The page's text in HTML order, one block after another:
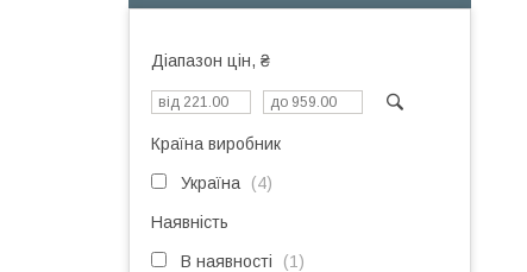
Діапазон цін, ₴
Країна виробник
Україна 4
Наявність
В наявності 1